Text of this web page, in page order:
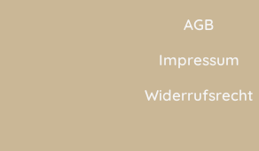
AGB
Impressum
Widerrufsrecht